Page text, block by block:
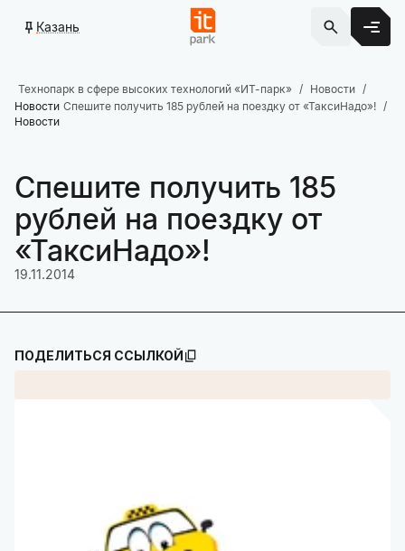
Казань
Технопарк в сфере высоких технологий «ИТ-парк»
Новости
Новости Спешите получить 185 рублей на поездку от «ТаксиНадо»!
Новости
Спешите получить 185
рублей на поездку от
«ТаксиНадо»!
19.11.2014
ПОДЕЛИТЬСЯ ССЫЛКОЙ